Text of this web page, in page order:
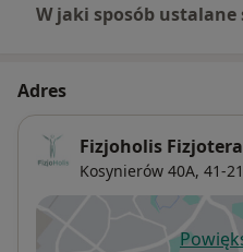
W jaki sposób ustalane
Adres
Fizjoholis
Kosynierów 40A, 41-